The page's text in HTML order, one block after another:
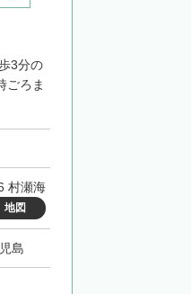
3分の
ごろま
村瀬海
地図
島